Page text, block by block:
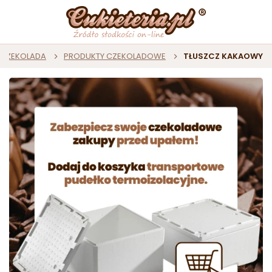
CZEKOLADA PRODUKTY CZEKOLADOWE TŁUSZCZ KAKAOWY